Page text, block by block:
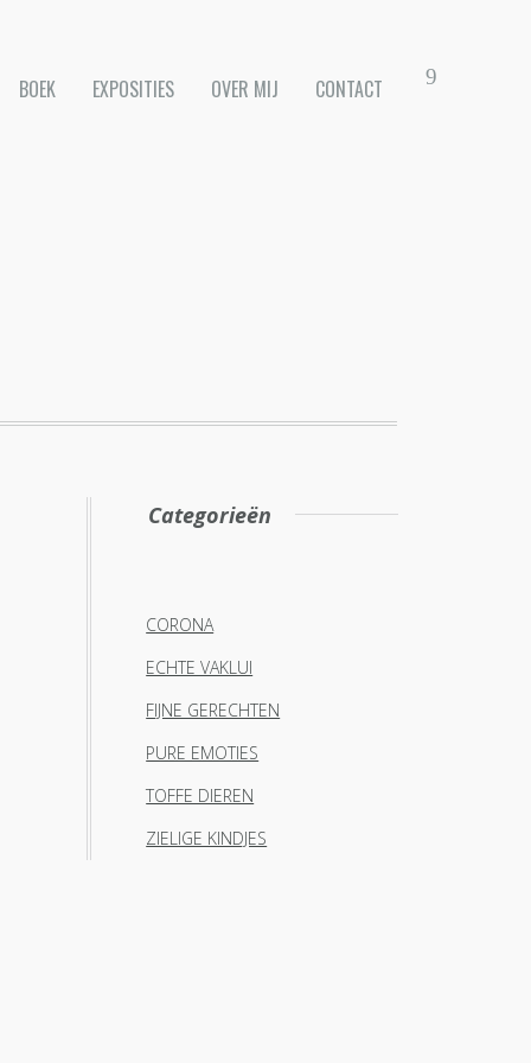
BOEK EXPOSITIES OVER MIJ CONTACT
Categorieën
CORONA
ECHTE VAKLUI
FIJNE GERECHTEN
PURE EMOTIES
TOFFE DIEREN
ZIELIGE KINDJES